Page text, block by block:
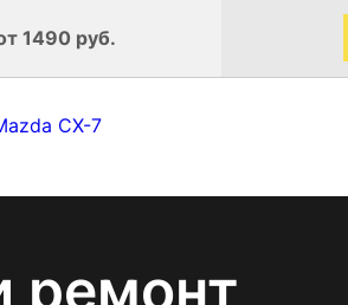
1490 руб.
CX-7
ремонт